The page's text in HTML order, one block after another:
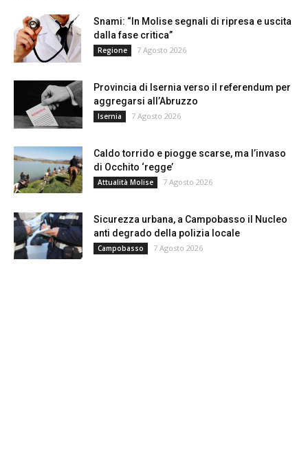
Snami: “In Molise segnali di ripresa e uscita
dalla fase critica”
Regione 7 Agosto 2026
Provincia di Isernia verso il referendum per
aggregarsi all’Abruzzo
Isernia 7 Agosto 2026
Caldo torrido e piogge scarse, ma l’invaso
di Occhito ‘regge’
Attualità Molise 7 Agosto 2026
Sicurezza urbana, a Campobasso il Nucleo
anti degrado della polizia locale
Campobasso 7 Agosto 2026